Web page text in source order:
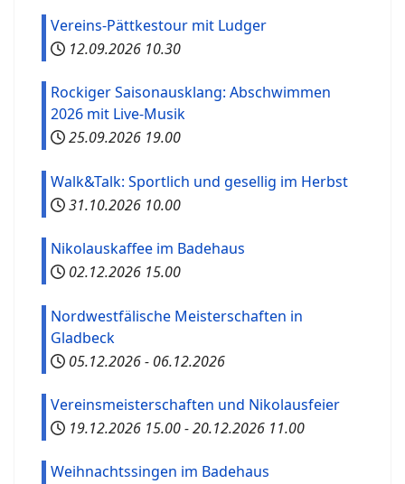
Vereins-Pättkestour mit Ludger
12.09.2026 10.30
Rockiger Saisonausklang: Abschwimmen
2026 mit Live-Musik
25.09.2026 19.00
Walk&Talk: Sportlich und gesellig im Herbst
31.10.2026 10.00
Nikolauskaffee im Badehaus
02.12.2026 15.00
Nordwestfälische Meisterschaften in
Gladbeck
05.12.2026- 06.12.2026
Vereinsmeisterschaften und Nikolausfeier
19.12.2026 15.00-20.12.2026 11.00
Weihnachtssingen im Badehaus